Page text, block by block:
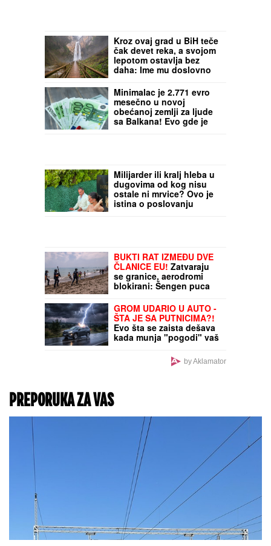
Kroz ovaj grad u BiH teče
čak devet reka, a svojom
lepotom ostavlja bez
daha: Ime mu doslovno
sa Balkana! Evo gde je
Srbija na najnovijoj listi
zarada (VIDEO)
Milijarder ili kralj hleba u
dugovima od kog nisu
ostale ni mrvice? Ovo je
istina o poslovanju
Dragana Stankovića